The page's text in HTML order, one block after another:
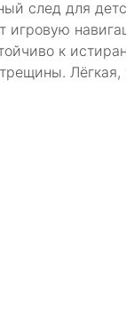
след для
игровую
к
Лёгкая,